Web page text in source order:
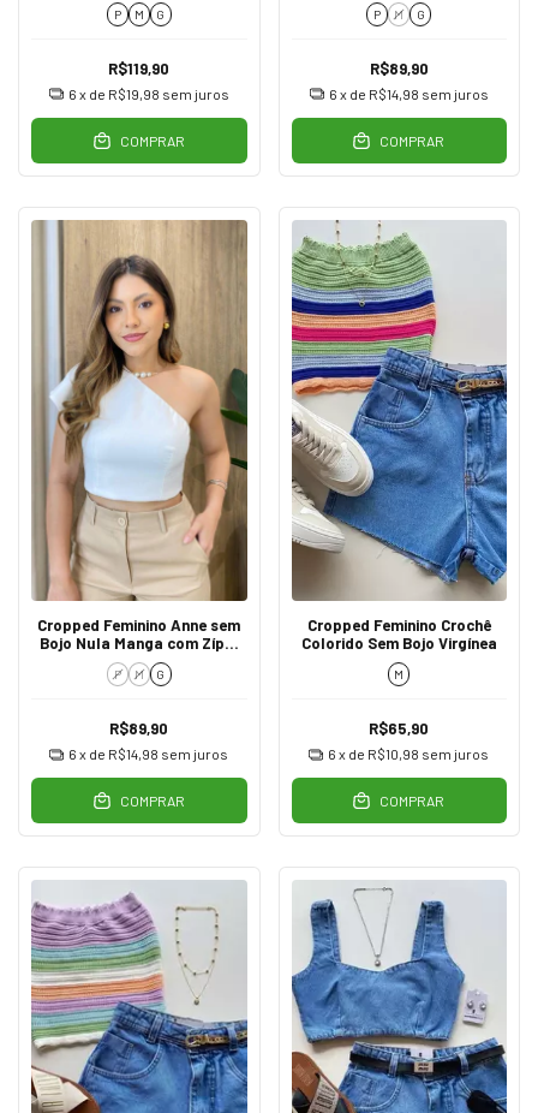
P M G
R$119,90
6 x de R$19,98 sem juros
COMPRAR
P M G
R$89,90
6 x de R$14,98 sem juros
COMPRAR
Cropped Feminino Anne sem
Bojo Nula Manga com Zíper
Branco
P M G
R$89,90
6 x de R$14,98 sem juros
COMPRAR
Cropped Feminino Crochê
Colorido Sem Bojo Virgínea
M
R$65,90
6 x de R$10,98 sem juros
COMPRAR